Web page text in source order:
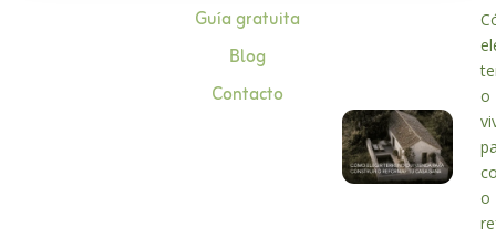
Guía gratuita
Blog
Contacto
o
o